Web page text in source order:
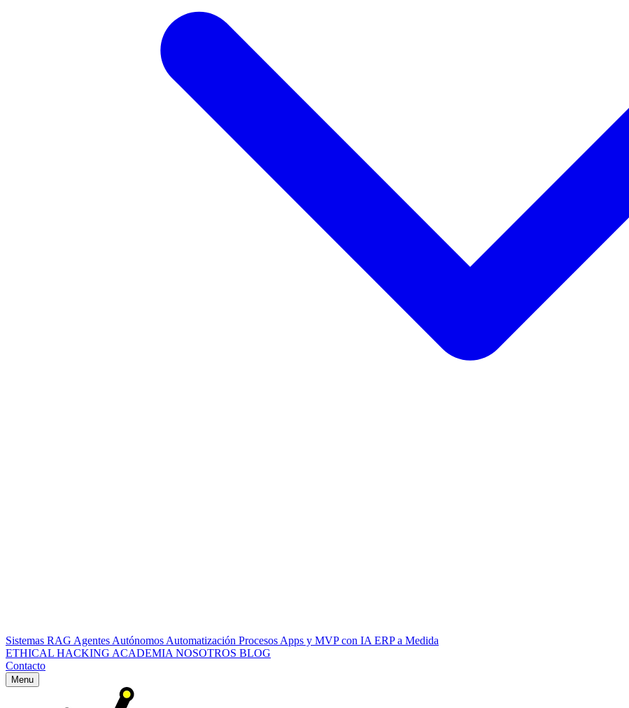
Sistemas RAG Agentes Autónomos Automatización Procesos Apps y MVP con IA ERP a Medida
ETHICAL HACKING ACADEMIA NOSOTROS BLOG
Contacto
Menu